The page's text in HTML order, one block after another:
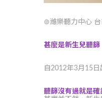
⊚濰樂聽力中心
甚麼是新生兒聽篩
自2012年3月15日
聽篩沒有過就是確